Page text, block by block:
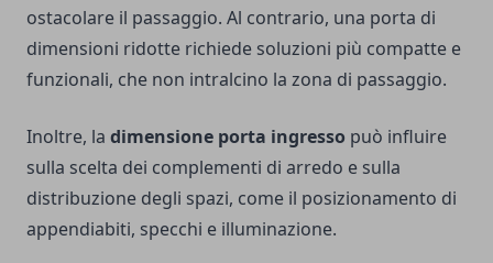
ostacolare il passaggio. Al contrario, una porta di
dimensioni ridotte richiede soluzioni più compatte e
funzionali, che non intralcino la zona di passaggio.
Inoltre, la dimensione porta ingresso può influire
sulla scelta dei complementi di arredo e sulla
distribuzione degli spazi, come il posizionamento di
appendiabiti, specchi e illuminazione.